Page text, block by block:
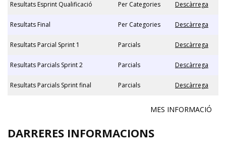
Resultats Esprint Qualificació Per Categories Descàrrega
Resultats Final Per Categories Descàrrega
Resultats Parcial Sprint 1 Parcials Descàrrega
Resultats Parcials Sprint 2 Parcials Descàrrega
Resultats Parcials Sprint final Parcials Descàrrega
MES INFORMACIÓ
DARRERES INFORMACIONS